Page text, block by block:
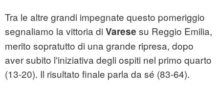
Tra le altre grandi impegnate questo pomeriggio
segnaliamo la vittoria di Varese su Reggio Emilia,
merito sopratutto di una grande ripresa, dopo
aver subito l'iniziativa degli ospiti nel primo quarto
(13-20). Il risultato finale parla da sé (83-64).